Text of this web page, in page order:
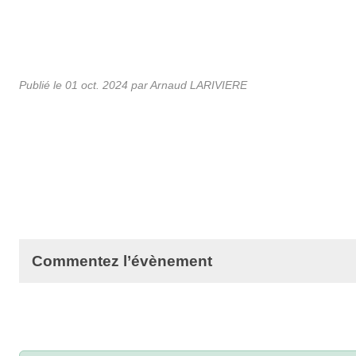
Publié le 01 oct. 2024 par Arnaud LARIVIERE
Commentez l’évènement